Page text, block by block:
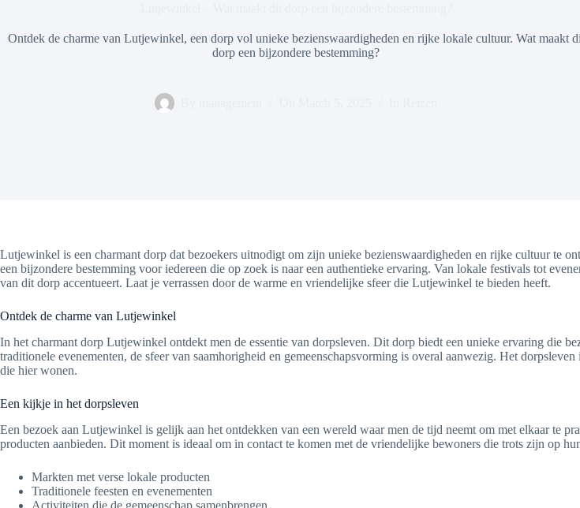
Ontdek de charme van Lutjewinkel, een dorp vol unieke bezienswaardigheden en rijke lokale cultuur. Wat maakt
dorp een bijzondere bestemming?
Lutjewinkel is een charmant dorp dat bezoekers uitnodigt om zijn unieke bezienswaardigheden en rijke cultuur te
een bijzondere bestemming voor iedereen die op zoek is naar een authentieke ervaring. Van lokale festivals tot
van dit dorp accentueert. Laat je verrassen door de warme en vriendelijke sfeer die Lutjewinkel te bieden heeft.
Ontdek de charme van Lutjewinkel
In het charmant dorp Lutjewinkel ontdekt men de essentie van dorpsleven. Dit dorp biedt een unieke ervaring die
traditionele evenementen, de sfeer van saamhorigheid en gemeenschapsvorming is overal aanwezig. Het
die hier wonen.
Een kijkje in het dorpsleven
Een bezoek aan Lutjewinkel is gelijk aan het ontdekken van een wereld waar men de tijd neemt om met elkaar te
producten aanbieden. Dit moment is ideaal om in contact te komen met de vriendelijke bewoners die trots zijn op
Markten met verse lokale producten
Traditionele feesten en evenementen
Activiteiten die de gemeenschap samenbrengen